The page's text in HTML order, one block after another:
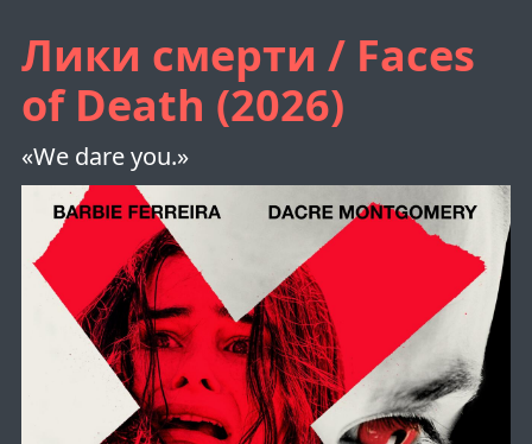
Лики смерти / Faces
of Death (2026)
«We dare you.»